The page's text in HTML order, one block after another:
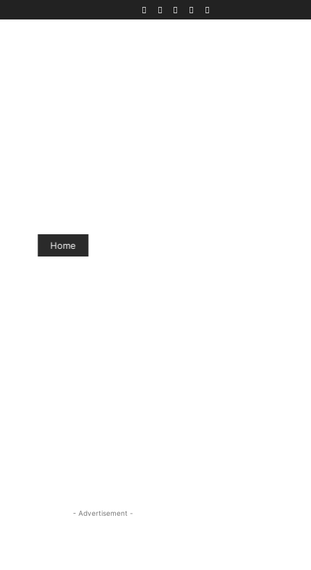
- Advertisement -